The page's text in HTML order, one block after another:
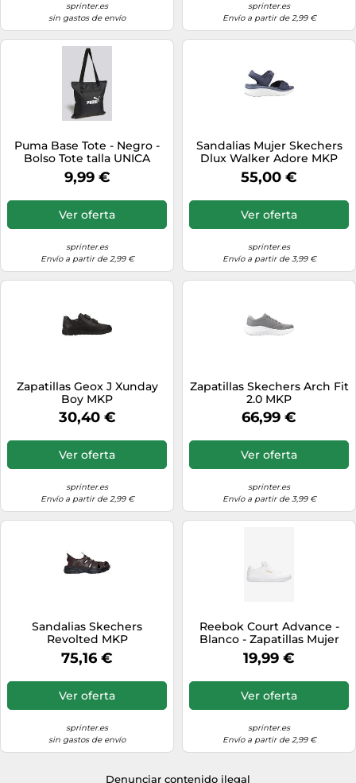
sprinter.es
sin gastos de envío
sprinter.es
Envío a partir de 2,99 €
Puma Base Tote - Negro -
Bolso Tote talla UNICA
9,99 €
Ver oferta
sprinter.es
Envío a partir de 2,99 €
Sandalias Mujer Skechers
Dlux Walker Adore MKP
55,00 €
Ver oferta
sprinter.es
Envío a partir de 3,99 €
Zapatillas Geox J Xunday
Boy MKP
30,40 €
Ver oferta
sprinter.es
Envío a partir de 2,99 €
Zapatillas Skechers Arch Fit
2.0 MKP
66,99 €
Ver oferta
sprinter.es
Envío a partir de 3,99 €
Sandalias Skechers
Revolted MKP
75,16 €
Ver oferta
sprinter.es
sin gastos de envío
Reebok Court Advance -
Blanco - Zapatillas Mujer
talla 37.5
19,99 €
Ver oferta
sprinter.es
Envío a partir de 2,99 €
Denunciar contenido ilegal